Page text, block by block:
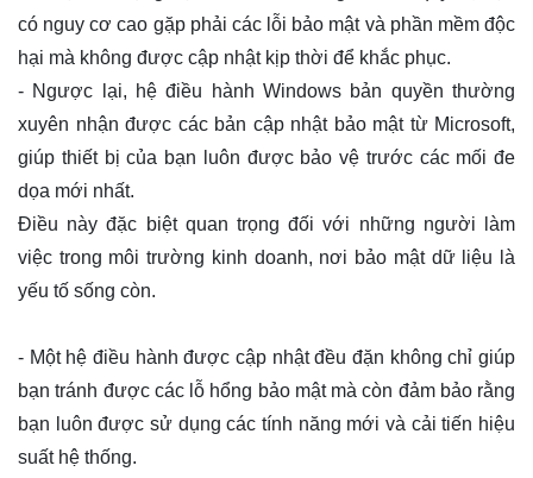
có nguy cơ cao gặp phải các lỗi bảo mật và phần mềm độc
hại mà không được cập nhật kịp thời để khắc phục.
- Ngược lại, hệ điều hành Windows bản quyền thường
xuyên nhận được các bản cập nhật bảo mật từ Microsoft,
giúp thiết bị của bạn luôn được bảo vệ trước các mối đe
dọa mới nhất.
Điều này đặc biệt quan trọng đối với những người làm
việc trong môi trường kinh doanh, nơi bảo mật dữ liệu là
yếu tố sống còn.
- Một hệ điều hành được cập nhật đều đặn không chỉ giúp
bạn tránh được các lỗ hổng bảo mật mà còn đảm bảo rằng
bạn luôn được sử dụng các tính năng mới và cải tiến hiệu
suất hệ thống.